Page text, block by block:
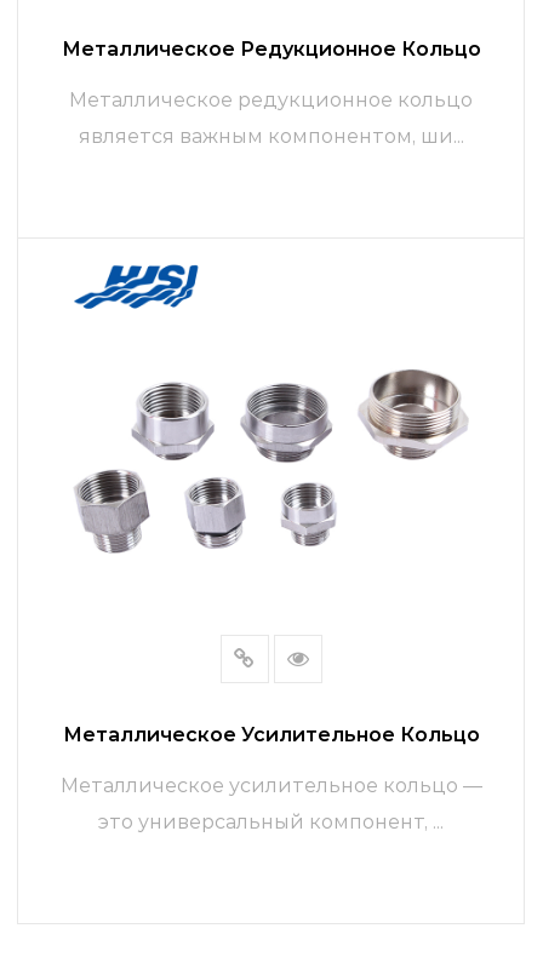
Металлическое Редукционное Кольцо
Металлическое редукционное кольцо
является важным компонентом, ши...
ЧИТАТЬ ДАЛЕЕ
Металлическое Усилительное Кольцо
Металлическое усилительное кольцо —
это универсальный компонент, ...